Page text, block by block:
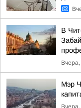
В
Мэр